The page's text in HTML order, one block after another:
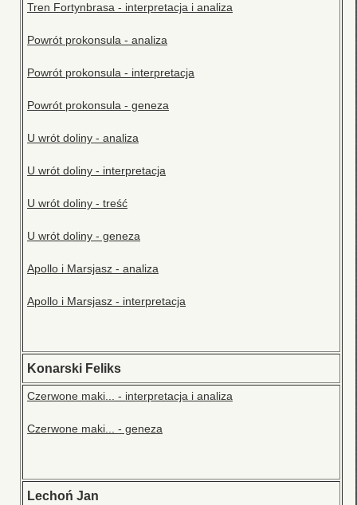
Tren Fortynbrasa - interpretacja i analiza
Powrót prokonsula - analiza
Powrót prokonsula - interpretacja
Powrót prokonsula - geneza
U wrót doliny - analiza
U wrót doliny - interpretacja
U wrót doliny - treść
U wrót doliny - geneza
Apollo i Marsjasz - analiza
Apollo i Marsjasz - interpretacja
Konarski Feliks
Czerwone maki... - interpretacja i analiza
Czerwone maki... - geneza
Lechoń Jan